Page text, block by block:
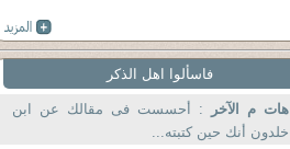
فاسألوا اهل الذكر
هات م الآخر : أحسست فى مقالك عن ابن
خلدون أنك حين كتبته...